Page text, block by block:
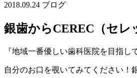
2018.09.24 ブログ
銀歯からCEREC（セレ
『地域一番優しい歯科医院を目指し
自分のお口を覗いてみてください！